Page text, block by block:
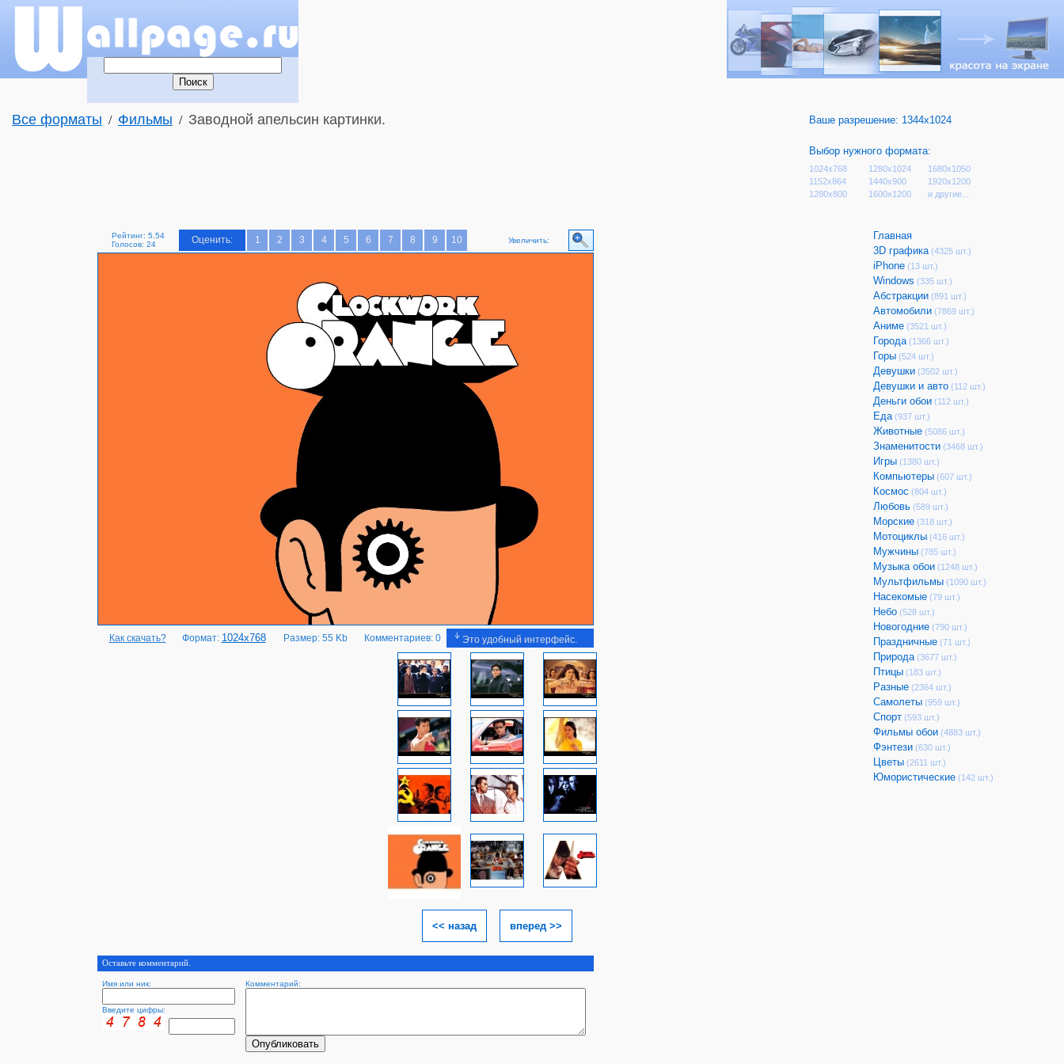
Все форматы / Фильмы / Заводной апельсин картинки. Ваше разрешение: 1344x1024
Выбор нужного формата:
1024x768 1280x1024
1680x1050
1152x864
1440x900
1920x1200
1280x800
1600x1200 и другие...
Рейтинг: 5.54
Голосов: 24
Оценить: 1 2 3 4 5 6 7 8 9 10 Увеличить:
Как скачать? Формат: 1024x768 Размер: 55 Kb Комментариев: 0 Это удобный интерфейс.
<< назад вперед >>
Оставьте комментарий.
Имя или ник: Комментарий:
Введите цифры:
Главная
3D графика (4325 шт.)
iPhone (13 шт.)
Windows (335 шт.)
Абстракции (891 шт.)
Автомобили (7869 шт.)
Аниме (3521 шт.)
Города (1366 шт.)
Горы (524 шт.)
Девушки (3502 шт.)
Девушки и авто (112 шт.)
Деньги обои (112 шт.)
Еда (937 шт.)
Животные (5086 шт.)
Знаменитости (3468 шт.)
Игры (1380 шт.)
Компьютеры (607 шт.)
Космос (804 шт.)
Любовь (589 шт.)
Морские (318 шт.)
Мотоциклы (416 шт.)
Мужчины (785 шт.)
Музыка обои (1248 шт.)
Мультфильмы (1090 шт.)
Насекомые (79 шт.)
Небо (528 шт.)
Новогодние (790 шт.)
Праздничные (71 шт.)
Природа (3677 шт.)
Птицы (183 шт.)
Разные (2364 шт.)
Самолеты (959 шт.)
Спорт (593 шт.)
Фильмы обои (4883 шт.)
Фэнтези (630 шт.)
Цветы (2611 шт.)
Юмористические (142 шт.)